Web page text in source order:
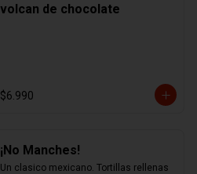
volcan de chocolate
$6.990
¡No Manches!
Un clasico mexicano. Tortillas rellenas